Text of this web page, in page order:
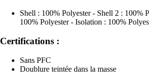
Shell : 100% Polyester - Shell 2 : 100%
100% Polyester - Isolation : 100%
Certifications :
Sans PFC
Doublure teintée dans la masse